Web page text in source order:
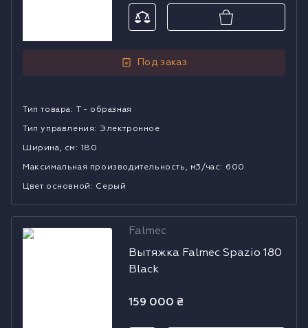
Под заказ
Тип товара: Т - образная
Тип управления: Электронное
Ширина, см : 180
Mаксимальная производительность, м3/час: 600
Цвет основной : Серый
Вытяжка
Falmec
Вытяжка Falmec Spazio 180
Black
159 000 ₴